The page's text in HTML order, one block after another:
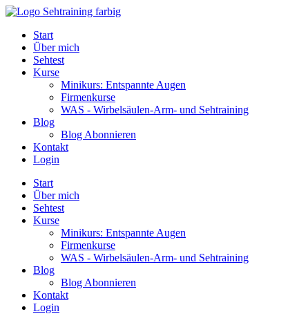
Start
Über mich
Sehtest
Kurse
Minikurs: Entspannte Augen
Firmenkurse
WAS - Wirbelsäulen-Arm- und Sehtraining
Blog
Blog Abonnieren
Kontakt
Login
Start
Über mich
Sehtest
Kurse
Minikurs: Entspannte Augen
Firmenkurse
WAS - Wirbelsäulen-Arm- und Sehtraining
Blog
Blog Abonnieren
Kontakt
Login